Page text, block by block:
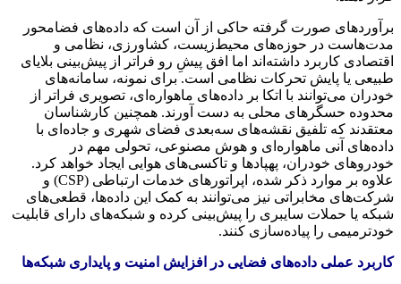
برآوردهای صورت گرفته حاکی از آن است که داده‌های فضامحور
مدت‌هاست در حوزه‌های محیط‌زیست، کشاورزی، نظامی و
اقتصادی کاربرد داشته‌اند اما افق پیشِ رو فراتر از پیش‌بینی بلایای
طبیعی یا پایش تحرکات نظامی است. برای نمونه، سامانه‌های
خودران می‌توانند با اتکا بر داده‌های ماهواره‌ای، تصویری فراتر از
محدوده حسگرهای محلی به دست آورند. همچنین کارشناسان
معتقدند که تلفیق نقشه‌های سه‌بعدی فضای شهری و جاده‌ای با
داده‌های آنی ماهواره‌ای و هوش مصنوعی، تحولی مهم در
خودروهای خودران، پهپادها و تاکسی‌های هوایی ایجاد خواهد کرد.
علاوه بر موارد ذکر شده، اپراتورهای خدمات ارتباطی (CSP) و
شرکت‌های مخابراتی نیز می‌توانند به کمک این داده‌ها، قطعی‌های
شبکه یا حملات سایبری را پیش‌بینی کرده و شبکه‌های دارای قابلیت
خودترمیمی را پیاده‌سازی کنند.
کاربرد عملی داده‌های فضایی در افزایش امنیت و پایداری شبکه‌ها